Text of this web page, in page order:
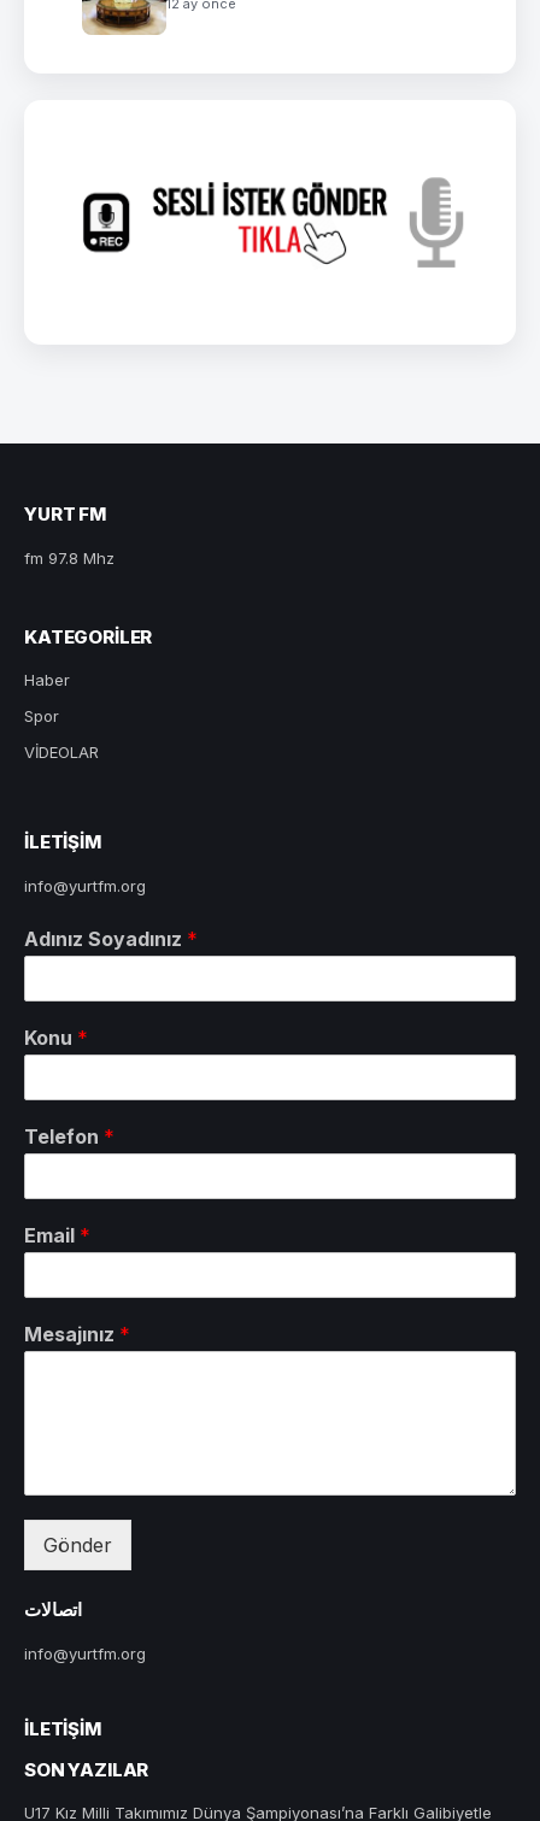
12 ay önce
YURT FM
fm 97.8 Mhz
KATEGORILER
Haber
Spor
VİDEOLAR
ILETIŞIM
info@yurtfm.org
Adınız Soyadınız *
Konu *
Telefon *
Email *
Mesajınız *
Gönder
اتصالات
info@yurtfm.org
İLETIŞIM
SON YAZILAR
U17 Kız Milli Takımımız Dünya Şampiyonası’na Farklı Galibiyetle